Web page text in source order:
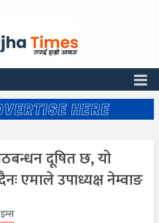
दूषित छ, यो
एमाले उपाध्यक्ष नेम्वाङ